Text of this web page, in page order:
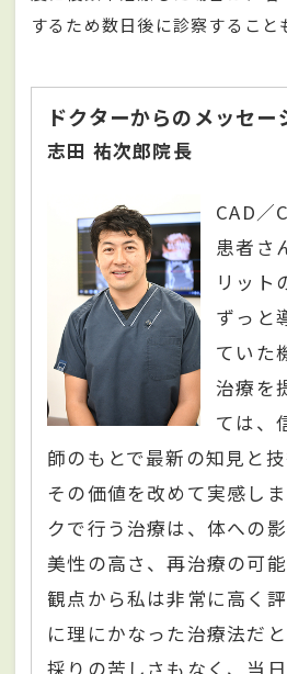
するため数日後に診察すること
ドクターからのメッセー
志田 祐次郎院長
CAD／
患者さ
リット
ずっと
ていた
治療を
ては、
師のもとで最新の知見と技
その価値を改めて実感し
クで行う治療は、体への
美性の高さ、再治療の可
観点から私は非常に高く
に理にかなった治療法だ